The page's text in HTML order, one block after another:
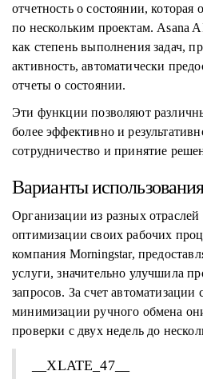
отчетность о состоянии, которая
по нескольким проектам. Asana
как степень выполнения задач,
активность, автоматически
отчеты о состоянии.
Эти функции позволяют
более эффективно и
сотрудничество и принятие
Варианты
Организации из разных
оптимизации своих рабочих
компания Morningstar,
услуги, значительно улучшила
запросов. За счет
минимизации ручного обмена
проверки с двух недель до
__XLATE_47__